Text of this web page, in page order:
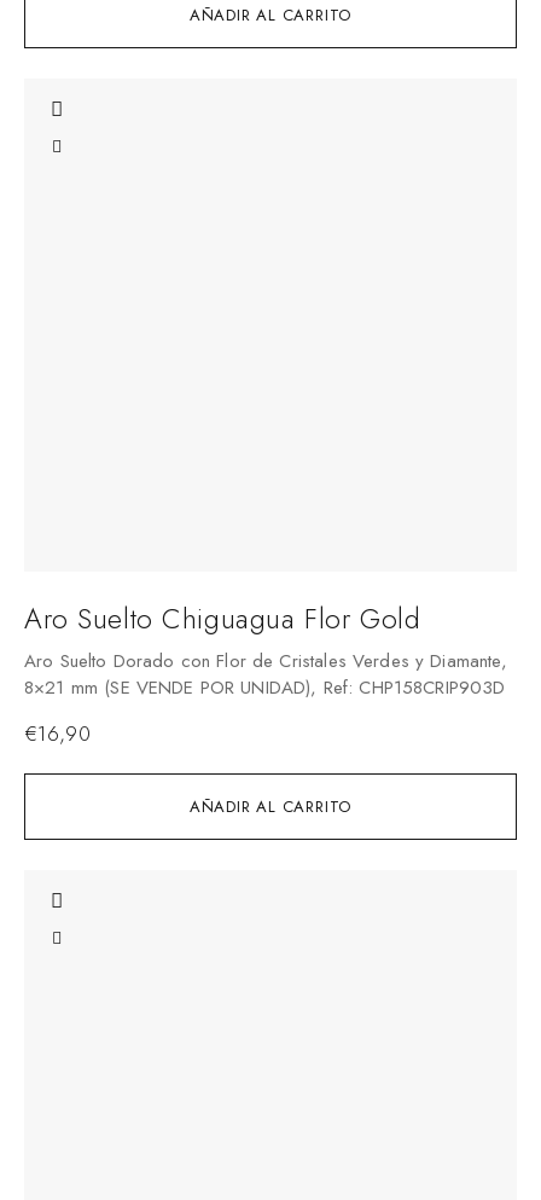
AÑADIR AL CARRITO
AÑADIR AL CARRITO
Aro Suelto Chiguagua Flor Gold
Aro Suelto Dorado con Flor de Cristales Verdes y Diamante,
8×21 mm (SE VENDE POR UNIDAD), Ref: CHP158CRIP903D
€16,90